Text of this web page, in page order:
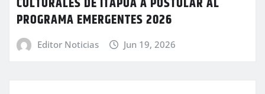
PROGRAMA EMERGENTES 2026
Editor Noticias Jun 19, 2026